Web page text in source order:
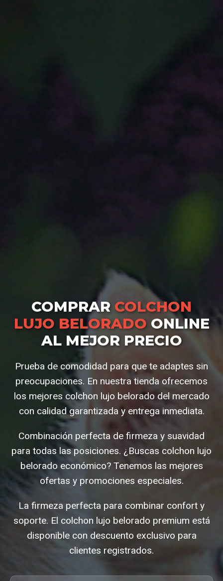
COMPRAR COLCHON
LUJO BELORADOONLINE
AL MEJOR PRECIO
Prueba de comodidad para que te adaptes sin
preocupaciones. En nuestra tienda ofrecemos
los mejores colchon lujo belorado del mercado
con calidad garantizada y entrega inmediata.
Combinación perfecta de firmeza y suavidad
para todas las posiciones. ¿Buscas colchon lujo
belorado económico? Tenemos las mejores
ofertas y promociones especiales.
La firmeza perfecta para combinar confort y
soporte. El colchon lujo belorado premium está
disponible con descuento exclusivo para
clientes registrados.